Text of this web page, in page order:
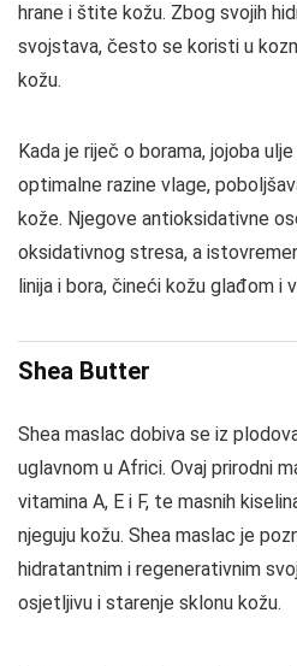
hrane i štite kožu. Zbog svojih
svojstava, često se koristi u
kožu.
Kada je riječ o borama, jojoba
optimalne razine vlage,
kože. Njegove antioksidativne
oksidativnog stresa, a
linija i bora, čineći kožu glađom i
Shea Butter
Shea maslac dobiva se iz
uglavnom u Africi. Ovaj prirodni
vitamina A, E i F, te masnih
njeguju kožu. Shea maslac je
hidratantnim i regenerativnim
osjetljivu i starenje sklonu kožu.